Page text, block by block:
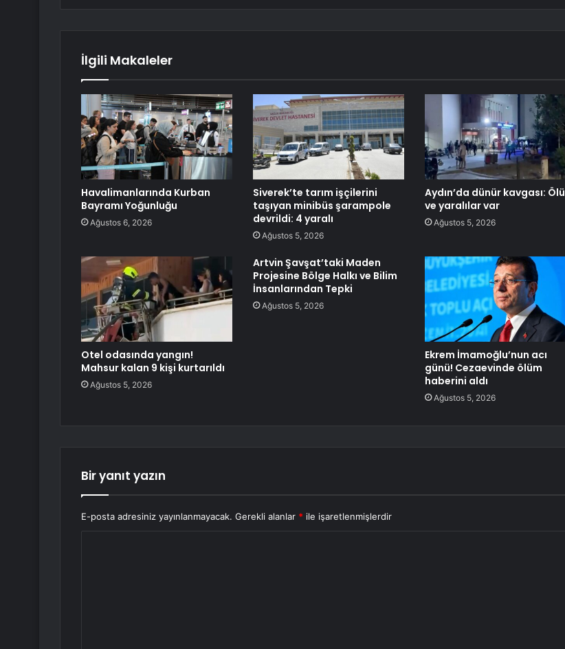
İlgili Makaleler
Havalimanlarında Kurban
Bayramı Yoğunluğu
Ağustos 6, 2026
Siverek’te tarım işçilerini
taşıyan minibüs şarampole
devrildi: 4 yaralı
Ağustos 5, 2026
Aydın’da dünür kavgası: Ölü
ve yaralılar var
Ağustos 5, 2026
Otel odasında yangın!
Mahsur kalan 9 kişi kurtarıldı
Ağustos 5, 2026
Artvin Şavşat’taki Maden
Projesine Bölge Halkı ve Bilim
İnsanlarından Tepki
Ağustos 5, 2026
Ekrem İmamoğlu’nun acı
günü! Cezaevinde ölüm
haberini aldı
Ağustos 5, 2026
Bir yanıt yazın
E-posta adresiniz yayınlanmayacak. Gerekli alanlar * ile işaretlenmişlerdir